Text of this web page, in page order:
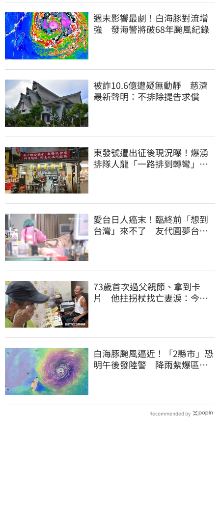
週末影響最劇！白海豚對流增
強 發海警將破68年颱風紀錄
被詐10.6億遭疑無動靜 慈濟
最新聲明：不排除提告求償
東發號遭出征後現況曝！爆湧
排隊人龍「一路排到轉彎」
愛台日人癌末！臨終前「想到
台灣」來不了 友代圓夢台人
73歲首次過父親節、拿到卡
片 他拄拐杖找亡妻淚：今天
白海豚颱風逼近！「2縣市」恐
明午後發陸警 降雨紫爆區域
Recommended by